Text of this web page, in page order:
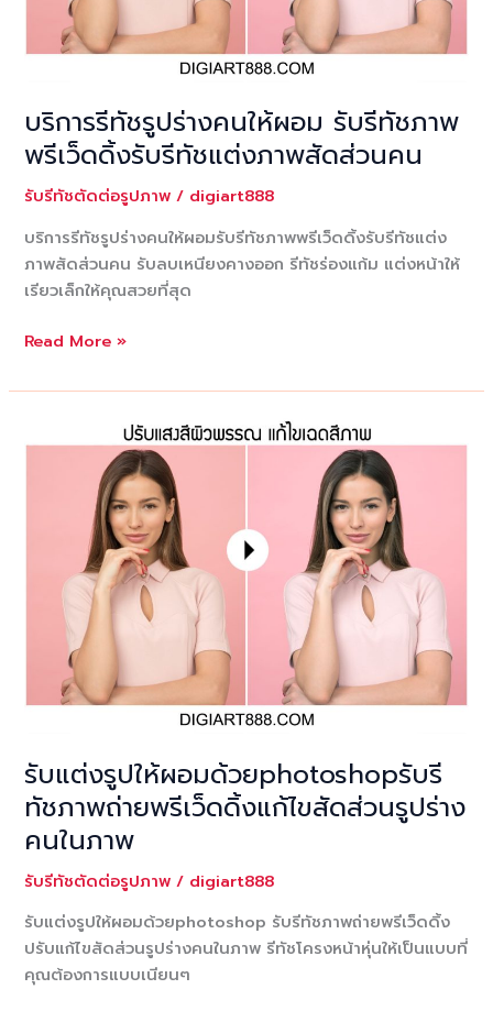
บริการรีทัชรูปร่างคนให้ผอม รับรีทัชภาพ
พรีเว็ดดิ้งรับรีทัชแต่งภาพสัดส่วนคน
รับรีทัชตัดต่อรูปภาพ / digiart888
บริการรีทัชรูปร่างคนให้ผอมรับรีทัชภาพพรีเว็ดดิ้งรับรีทัชแต่ง
ภาพสัดส่วนคน รับลบเหนียงคางออก รีทัชร่องแก้ม แต่งหน้าให้
เรียวเล็กให้คุณสวยที่สุด
บริการ
ทัช
ร่าง
พรีเว็ดดิ้ง
รี
แต่ง
ภาพ
สัดส่วน
คน
Read More »
รับแต่งรูปให้ผอมด้วยphotoshopรับรี
ทัชภาพถ่ายพรีเว็ดดิ้งแก้ไขสัดส่วนรูปร่าง
คนในภาพ
รับรีทัชตัดต่อรูปภาพ / digiart888
รับแต่งรูปให้ผอมด้วยphotoshop รับรีทัชภาพถ่ายพรีเว็ดดิ้ง
ปรับแก้ไขสัดส่วนรูปร่างคนในภาพ รีทัชโครงหน้าหุ่นให้เป็นแบบที่
คุณต้องการแบบเนียนๆ